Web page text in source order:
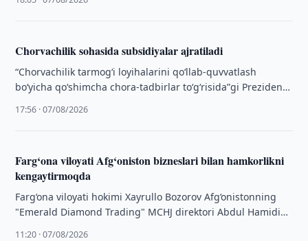
Chorvachilik sohasida subsidiyalar ajratiladi
“Chorvachilik tarmog‘i loyihalarini qo‘llab-quvvatlash
bo‘yicha qo‘shimcha chora-tadbirlar to‘g‘risida”gi Prezident
17:56 · 07/08/2026
Farg‘ona viloyati Afg‘oniston bizneslari bilan hamkorlikni
kengaytirmoqda
Farg‘ona viloyati hokimi Xayrullo Bozorov Afg‘onistonning
"Emerald Diamond Trading" MCHJ direktori Abdul Hamidi
11:20 · 07/08/2026